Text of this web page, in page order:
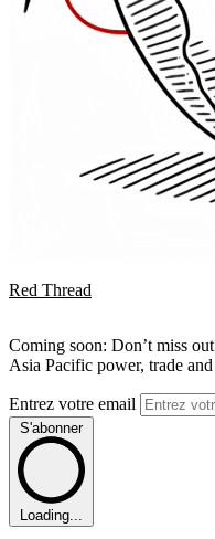
Red Thread
Coming soon: Don’t miss
Asia Pacific power, trade and
Entrez votre email
S'abonner
Loading...